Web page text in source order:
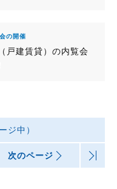
の開催
戸建賃貸）の内覧会
ジ中）
次のページ >|